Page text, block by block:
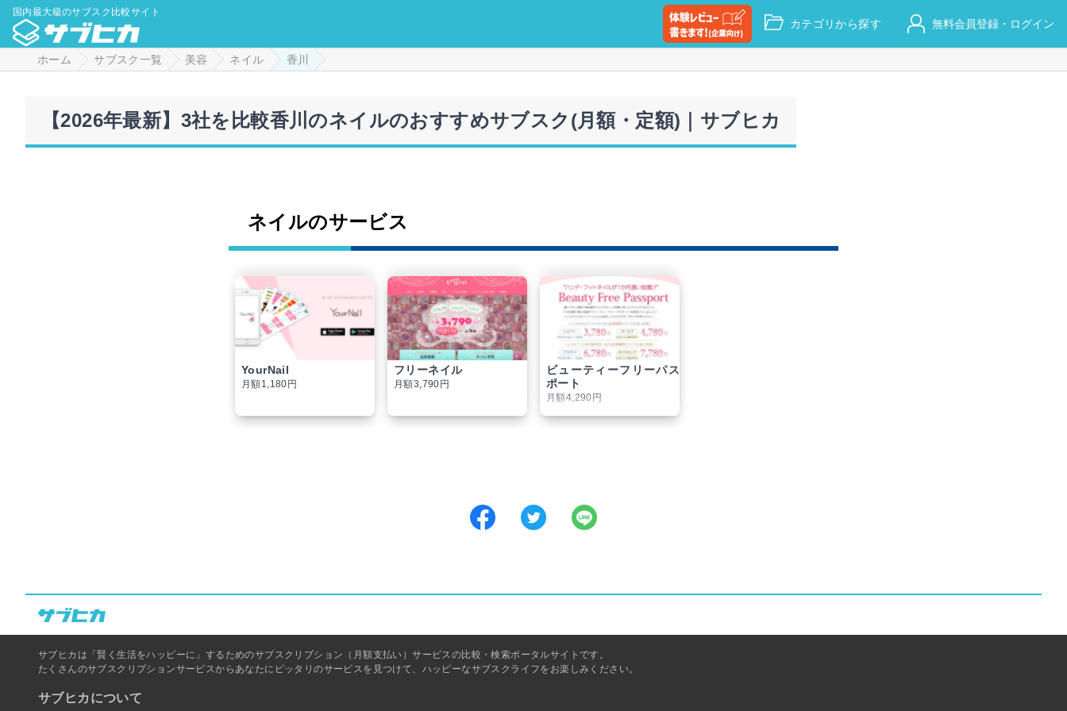
国内最大級のサブスク比較サイト
カテゴリから探す 無料会員登録・ログイン
ホーム サブスク一覧 美容 ネイル 香川
【2026年最新】3社を比較香川のネイルのおすすめサブスク(月額・定額)｜サブヒカ
ネイルのサービス
YourNail
月額1,180円
フリーネイル
月額3,790円
ビューティーフリーパス
ポート
月額4,290円
サブヒカは「賢く生活をハッピーに」するためのサブスクリプション（月額支払い）サービスの比較・検索ポータルサイトです。
たくさんのサブスクリプションサービスからあなたにピッタリのサービスを見つけて、ハッピーなサブスクライフをお楽しみください。
サブヒカについて